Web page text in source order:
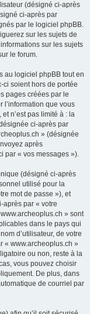
(désigné ci-après
ci-après par
par le logiciel phpBB.
sur les sujets de
sur les sujets
le forum.
au logiciel phpBB tout en
ci soient hors de portée
pages créées par le
l’information que vous
n’est pas limité à : la
ci-après par
» (désignée
après
par « vos messages »).
(désigné ci-après
utilisé pour la
mot de passe »), et
par « votre
» sont
dans le pays qui
d’utilisateur, de votre
« www.archeoplus.ch »
ou non, reste à la
vous pouvez choisir
De plus, dans
de courriel par